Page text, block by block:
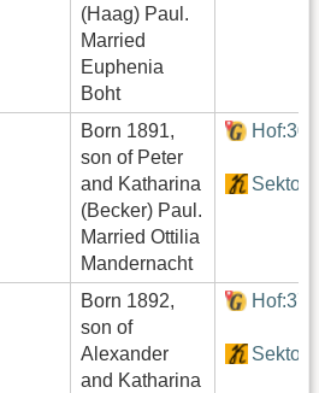
(Haag) Paul.
Married
Euphenia
Boht
Born 1891,
son of Peter
and Katharina
(Becker) Paul.
Married Ottilia
Mandernacht
Hof:301
Sektor3
Born 1892,
son of
Alexander
and Katharina
Hof:373
Sektor4